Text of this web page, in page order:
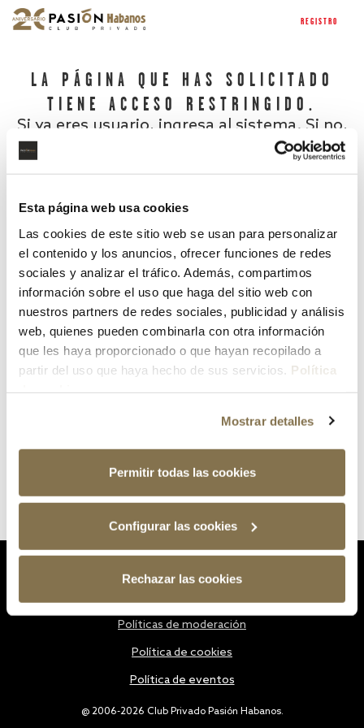
Esta página web usa cookies
Las cookies de este sitio web se usan para personalizar
el contenido y los anuncios, ofrecer funciones de redes
sociales y analizar el tráfico. Además, compartimos
información sobre el uso que haga del sitio web con
nuestros partners de redes sociales, publicidad y análisis
web, quienes pueden combinarla con otra información
que les haya proporcionado o que hayan recopilado a
partir del uso que haya hecho de sus servicios. Política
Mostrar detalles
Permitir todas las cookies
Configurar las cookies
Rechazar las cookies
REGISTRO
LA PÁGINA QUE HAS SOLICITADO
TIENE ACCESO RESTRINGIDO.
Si ya eres usuario, ingresa al sistema. Si no,
¿Has olvidado tu contraseña?
@ 2006-2026 Club Privado Pasión Habanos.
Políticas de moderación
Política de cookies
Política de eventos